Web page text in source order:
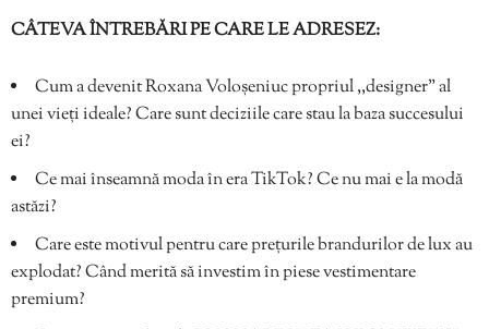
CÂTEVA ÎNTREBĂRI PE CARE LE ADRESEZ:
Cum a devenit Roxana Voloșeniuc propriul ,,designer” al
unei vieți ideale? Care sunt deciziile care stau la baza succesului
ei?
Ce mai înseamnă moda în era TikTok? Ce nu mai e la modă
astăzi?
Care este motivul pentru care prețurile brandurilor de lux au
explodat? Când merită să investim în piese vestimentare
premium?